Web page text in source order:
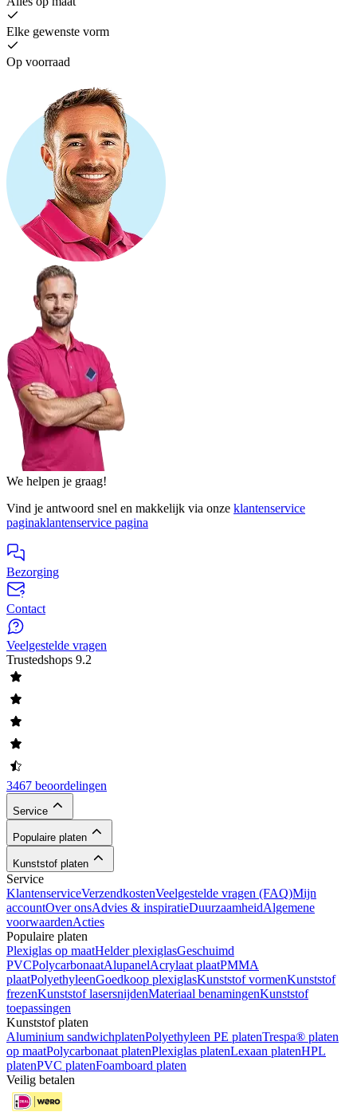
Elke gewenste vorm
Op voorraad
We helpen je graag!
Vind je antwoord snel en makkelijk via onze klantenservice
paginaklantenservice pagina
Bezorging
Contact
Veelgestelde vragen
Trustedshops 9.2
3467 beoordelingen
Service
Populaire platen
Kunststof platen
Service
KlantenserviceVerzendkostenVeelgestelde vragen (FAQ)Mijn
accountOver onsAdvies & inspiratieDuurzaamheidAlgemene
voorwaardenActies
Populaire platen
Plexiglas op maatHelder plexiglasGeschuimd
PVCPolycarbonaatAlupanelAcrylaat plaatPMMA
plaatPolyethyleenGoedkoop plexiglasKunststof vormenKunststof
frezenKunststof lasersnijdenMateriaal benamingenKunststof
toepassingen
Kunststof platen
Aluminium sandwichplatenPolyethyleen PE platenTrespa® platen
op maatPolycarbonaat platenPlexiglas platenLexaan platenHPL
platenPVC platenFoamboard platen
Veilig betalen